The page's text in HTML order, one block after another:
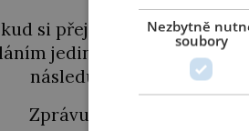
si přejete odemknout
jediné SMS. Během
následujícího okénka a
Zprávu ve tvaru "
Nezbytně
soubory